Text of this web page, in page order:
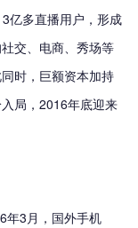
亿多直播用户，形成
交、电商、秀场等
时，巨额资本加持
局，2016年底迎来
3月，国外手机